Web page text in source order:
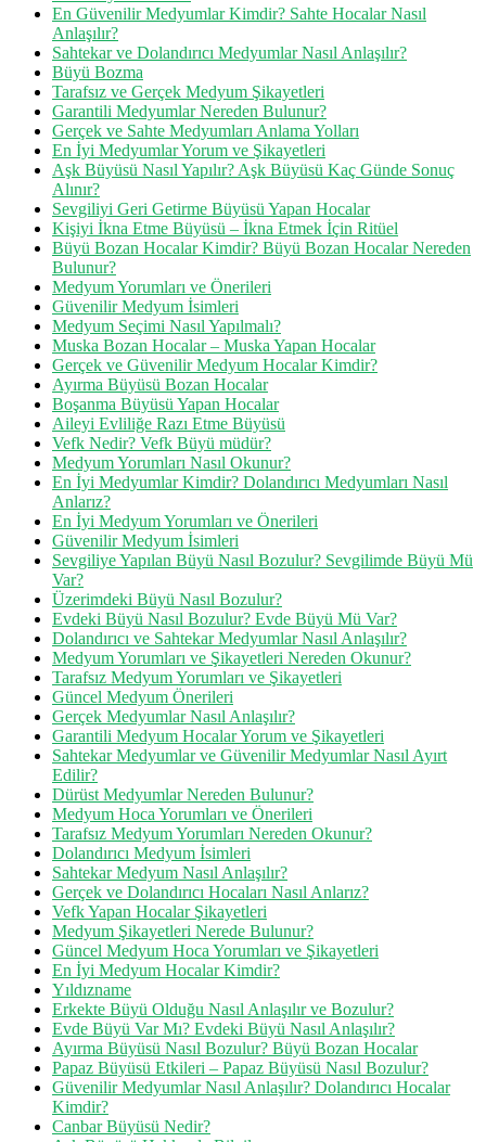
En Güvenilir Medyumlar Kimdir? Sahte Hocalar Nasıl
Anlaşılır?
Sahtekar ve Dolandırıcı Medyumlar Nasıl Anlaşılır?
Büyü Bozma
Tarafsız ve Gerçek Medyum Şikayetleri
Garantili Medyumlar Nereden Bulunur?
Gerçek ve Sahte Medyumları Anlama Yolları
En İyi Medyumlar Yorum ve Şikayetleri
Aşk Büyüsü Nasıl Yapılır? Aşk Büyüsü Kaç Günde Sonuç
Alınır?
Sevgiliyi Geri Getirme Büyüsü Yapan Hocalar
Kişiyi İkna Etme Büyüsü – İkna Etmek İçin Ritüel
Büyü Bozan Hocalar Kimdir? Büyü Bozan Hocalar Nereden
Bulunur?
Medyum Yorumları ve Önerileri
Güvenilir Medyum İsimleri
Medyum Seçimi Nasıl Yapılmalı?
Muska Bozan Hocalar – Muska Yapan Hocalar
Gerçek ve Güvenilir Medyum Hocalar Kimdir?
Ayırma Büyüsü Bozan Hocalar
Boşanma Büyüsü Yapan Hocalar
Aileyi Evliliğe Razı Etme Büyüsü
Vefk Nedir? Vefk Büyü müdür?
Medyum Yorumları Nasıl Okunur?
En İyi Medyumlar Kimdir? Dolandırıcı Medyumları Nasıl
Anlarız?
En İyi Medyum Yorumları ve Önerileri
Güvenilir Medyum İsimleri
Sevgiliye Yapılan Büyü Nasıl Bozulur? Sevgilimde Büyü Mü
Var?
Üzerimdeki Büyü Nasıl Bozulur?
Evdeki Büyü Nasıl Bozulur? Evde Büyü Mü Var?
Dolandırıcı ve Sahtekar Medyumlar Nasıl Anlaşılır?
Medyum Yorumları ve Şikayetleri Nereden Okunur?
Tarafsız Medyum Yorumları ve Şikayetleri
Güncel Medyum Önerileri
Gerçek Medyumlar Nasıl Anlaşılır?
Garantili Medyum Hocalar Yorum ve Şikayetleri
Sahtekar Medyumlar ve Güvenilir Medyumlar Nasıl Ayırt
Edilir?
Dürüst Medyumlar Nereden Bulunur?
Medyum Hoca Yorumları ve Önerileri
Tarafsız Medyum Yorumları Nereden Okunur?
Dolandırıcı Medyum İsimleri
Sahtekar Medyum Nasıl Anlaşılır?
Gerçek ve Dolandırıcı Hocaları Nasıl Anlarız?
Vefk Yapan Hocalar Şikayetleri
Medyum Şikayetleri Nerede Bulunur?
Güncel Medyum Hoca Yorumları ve Şikayetleri
En İyi Medyum Hocalar Kimdir?
Yıldızname
Erkekte Büyü Olduğu Nasıl Anlaşılır ve Bozulur?
Evde Büyü Var Mı? Evdeki Büyü Nasıl Anlaşılır?
Ayırma Büyüsü Nasıl Bozulur? Büyü Bozan Hocalar
Papaz Büyüsü Etkileri – Papaz Büyüsü Nasıl Bozulur?
Güvenilir Medyumlar Nasıl Anlaşılır? Dolandırıcı Hocalar
Kimdir?
Canbar Büyüsü Nedir?